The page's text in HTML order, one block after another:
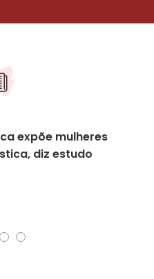
expõe mulheres
diz estudo